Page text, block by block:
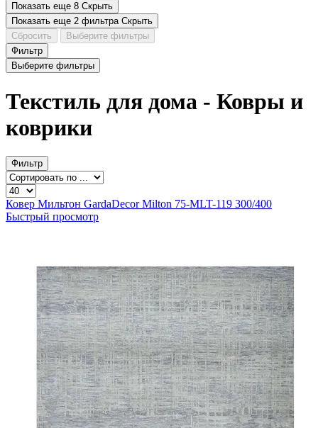
Показать еще 8 Скрыть
Показать еще 2 фильтра Скрыть
Сбросить
Выберите фильтры
Фильтр
Выберите фильтры
Текстиль для дома - Ковры и
коврики
Фильтр
Ковер Мильтон GardaDecor Milton 75-MLT-119 300/400
Быстрый просмотр